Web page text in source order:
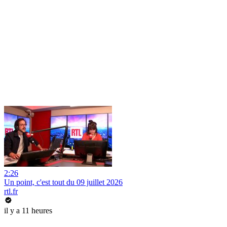
2:26
Un point, c'est tout du 09 juillet 2026
rtl.fr
il y a 11 heures